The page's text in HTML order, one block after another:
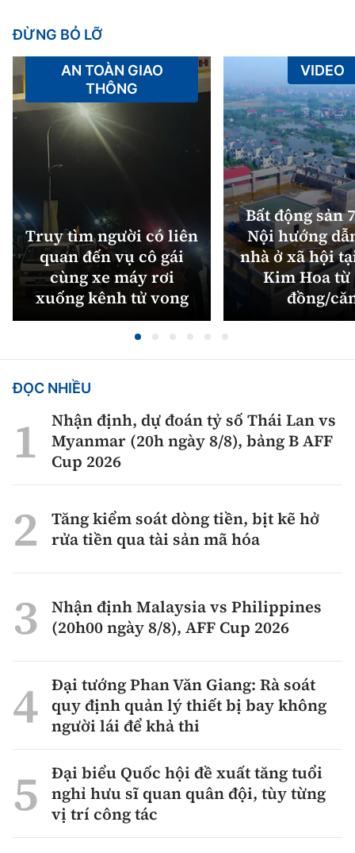
ĐỪNG BỎ LỠ
Truy tìm người có liên
quan đến vụ cô gái
cùng xe máy rơi
xuống kênh tử vong
AN TOÀN GIAO
THÔNG
Bất động sản
Nội hướng
nhà ở xã hội
Kim Hoa từ
đồng/
VIDEO
ĐỌC NHIỀU
Nhận định, dự đoán tỷ số Thái Lan vs
Myanmar (20h ngày 8/8), bảng B AFF
Cup 2026
Tăng kiểm soát dòng tiền, bịt kẽ hở
rửa tiền qua tài sản mã hóa
Nhận định Malaysia vs Philippines
(20h00 ngày 8/8), AFF Cup 2026
Đại tướng Phan Văn Giang: Rà soát
quy định quản lý thiết bị bay không
người lái để khả thi
Đại biểu Quốc hội đề xuất tăng tuổi
nghỉ hưu sĩ quan quân đội, tùy từng
vị trí công tác